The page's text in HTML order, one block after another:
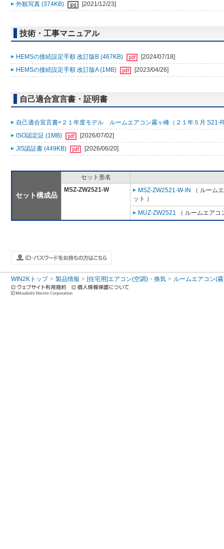
外観写真 (374KB) [2021/12/23]
技術・工事マニュアル
HEMSの接続設定手順 改訂版B (467KB)
[2024/07/18]
HEMSの接続設定手順 改訂版A (1MB)
[2023/04/26]
自己適合宣言書・証明書
自己適合宣言書<２１年度モデル ルームエアコン霧ヶ峰（２１年５月 S21-
ISO認定証 (1MB)
[2026/07/02]
JIS認証書 (449KB)
[2026/06/20]
セット構成品
セット形名
MSZ-ZW2521-W
MSZ-ZW2521-W-IN
（ ルーム
ット ）
MUZ-ZW2521 （ ルームエア
WIN2Kトップ 製品情報 [住宅用]エアコン(空調)・換気 ルームエアコン(